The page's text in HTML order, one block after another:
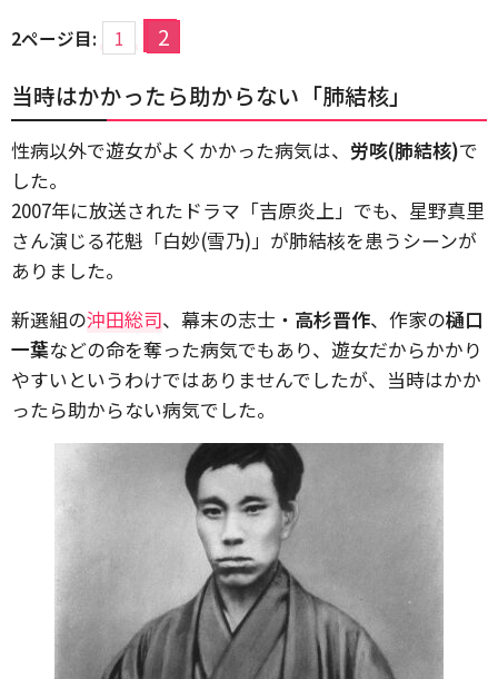
2ページ目: 1 2
当時はかかったら助からない「肺結核」
性病以外で遊女がよくかかった病気は、 労咳(肺結核)で
した。
2007年に放送されたドラマ「吉原炎上」でも、星野真里
さん演じる花魁「白妙(雪乃)」が肺結核を患うシーンが
ありました。
新選組の沖田総司、幕末の志士・ 高杉晋作、作家の樋口
一葉などの命を奪った病気でもあり、遊女だからかかり
やすいというわけではありませんでしたが、当時はかか
ったら助からない病気でした。